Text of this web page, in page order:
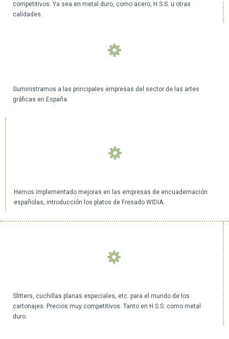
competitivos. Ya sea en metal duro, como acero, H.S.S. u otras
calidades.
Suministramos a las principales empresas del sector de las artes
gráficas en España.
Hemos implementado mejoras en las empresas de encuadernación
españolas, introducción los platos de Fresado WIDIA.
Slitters, cuchillas planas especiales, etc. para el mundo de los
cartonajes. Precios muy competitivos. Tanto en H.S.S. como metal
duro.